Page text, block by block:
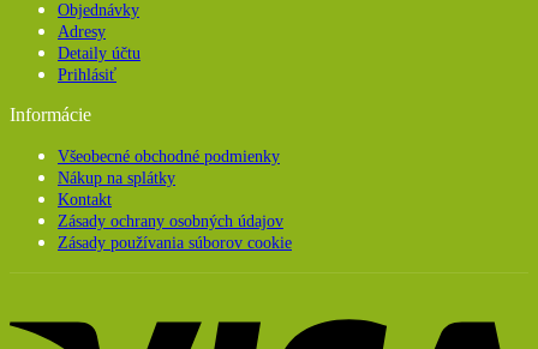
môžete
vybrať
produktu.
Objednávky
Adresy
Detaily účtu
Prihlásiť
Informácie
Všeobecné obchodné podmienky
Nákup na splátky
Kontakt
Zásady ochrany osobných údajov
Zásady používania súborov cookie